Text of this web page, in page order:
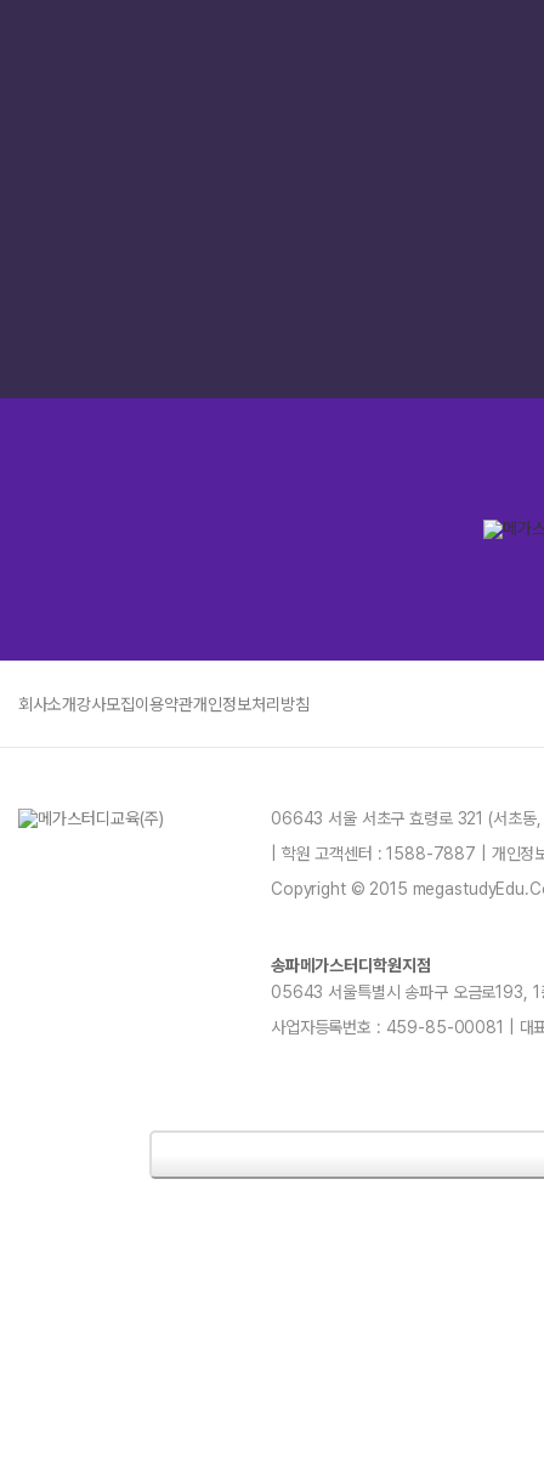
회사소개강사모집이용약관개인정보처리방침
06643 서울 서초구 효령로 321 (서초
| 학원 고객센터 : 1588-7887 | 개인
Copyright © 2015
송파메가스터디학원지점
05643 서울특별시 송파구 오금로
사업자등록번호 : 459-85-00081 | 대